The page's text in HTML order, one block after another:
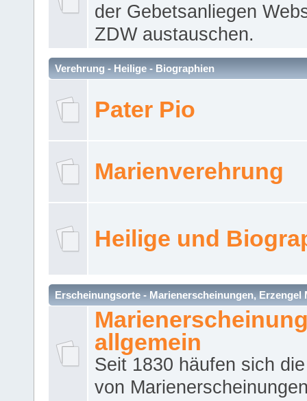
der Gebetsanliegen
ZDW austauschen.
Verehrung - Heilige - Biographien
Pater Pio
Marienverehrung
Heilige und
Erscheinungsorte - Marienerscheinungen, Erzengel
allgemein
Seit 1830 häufen sich
von